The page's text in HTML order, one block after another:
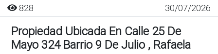
828 30/07/2026
Propiedad Ubicada En Calle 25 De
Mayo 324 Barrio 9 De Julio , Rafaela